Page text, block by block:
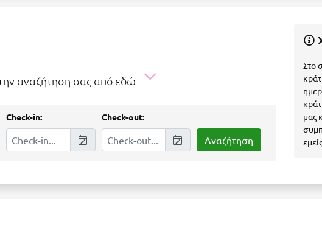
αναζήτηση σας από εδώ
Check-in: Check-out:
Στο
μας